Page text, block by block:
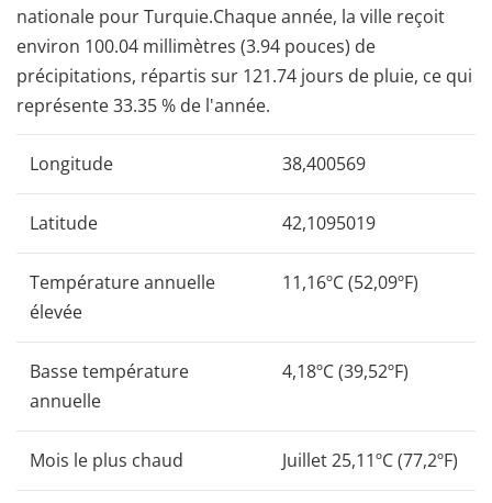
nationale pour Turquie.Chaque année, la ville reçoit
environ 100.04 millimètres (3.94 pouces) de
précipitations, répartis sur 121.74 jours de pluie, ce qui
représente 33.35 % de l'année.
Longitude 38,400569
Latitude 42,1095019
Température annuelle
élevée
11,16ºC (52,09ºF)
Basse température
annuelle
4,18ºC (39,52ºF)
Mois le plus chaud Juillet 25,11ºC (77,2ºF)